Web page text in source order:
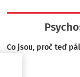
Co jsou, proč teď
Sdílet